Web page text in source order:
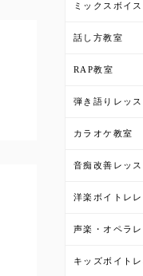
ミックスボイ
話し方教室
RAP教室
弾き語りレッス
カラオケ教室
音痴改善レッス
洋楽ボイトレ
声楽・オペラ
キッズボイト